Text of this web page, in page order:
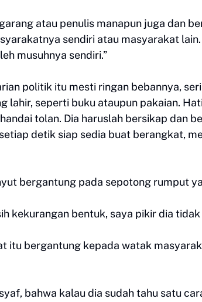
atau penulis manapun juga dan
sendiri atau masyarakat
musuhnya sendiri.”
politik itu mesti ringan bebannya,
lahir, seperti buku ataupun pakaian.
tolan. Dia haruslah bersikap dan
detik siap sedia buat berangkat,
bergantung pada sepotong rumput
kekurangan bentuk, saya pikir dia
itu bergantung kepada watak
bahwa kalau dia sudah tahu satu